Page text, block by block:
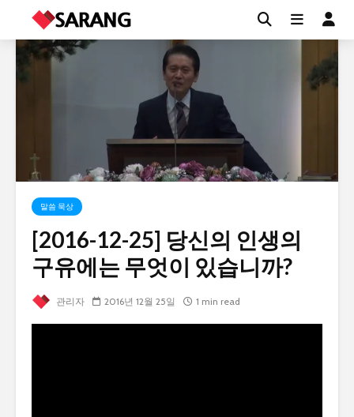
말씀 묵상
[2016-12-25] 당신의 인생의
구유에는 무엇이 있습니까?
관리자 2016년 12월 25일 1 min read